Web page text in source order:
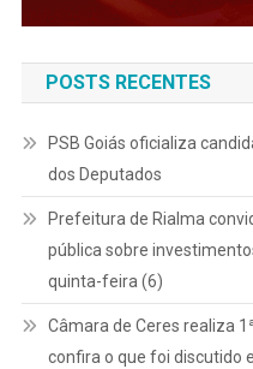
POSTS RECENTES
PSB Goiás oficializa
dos Deputados
Prefeitura de Rialma
pública sobre
quinta-feira (6)
Câmara de Ceres realiza
confira o que foi discutido